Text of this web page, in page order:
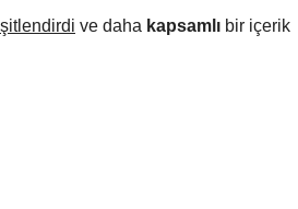
ve daha kapsamlı bir içerik